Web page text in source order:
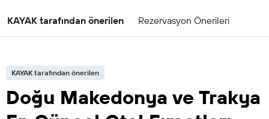
KAYAK tarafından önerilen Rezervasyon Önerileri
KAYAK tarafından önerilen
Doğu Makedonya ve Trakya